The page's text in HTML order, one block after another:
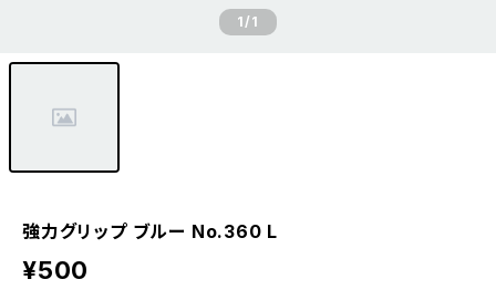
1/1
強力グリップ ブルー No.360 L
¥500